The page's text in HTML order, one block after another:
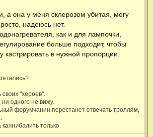
а она у меня склерозом убитая, могу
надеюсь нет.
как и для лампочки,
больше подходит, чтобы
кастрировать в нужной пропорции.
"хероев".
одного не вижу.
форумчанин перестанет отвечать троллям,
каннибалить только.